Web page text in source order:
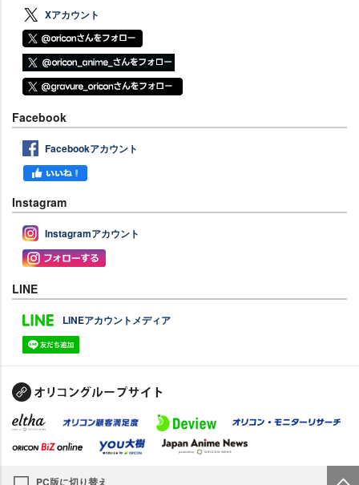
Xアカウント
Facebook
Facebookアカウント
Instagram
Instagramアカウント
LINE
LINEアカウントメディア
PC版に切り替え